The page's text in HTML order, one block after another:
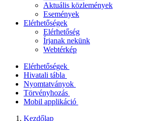
Aktuális közlemények
Események
Elérhetőségek
Elérhetőség
Írjanak nekünk
Webtérkép
Elérhetőségek
Hivatali tábla
Nyomtatványok
Törvényhozás
Mobil applikáció
Kezdőlap